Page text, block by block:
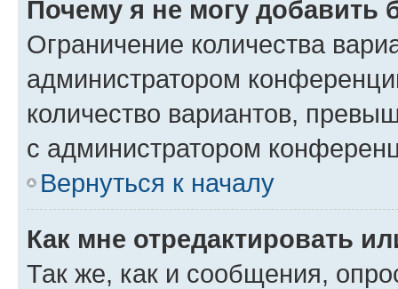
Почему я не могу добавить
Ограничение количества
администратором
количество вариантов,
с администратором
Вернуться к началу
Как мне отредактировать
Так же, как и сообщения,